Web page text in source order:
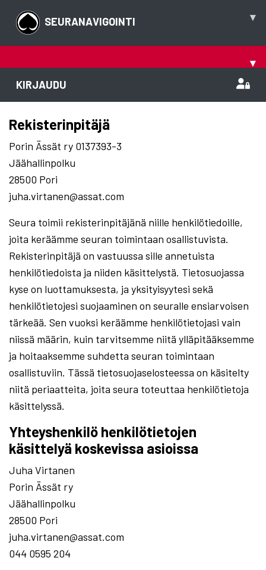
SEURANAVIGOINTI ▾
▾
KIRJAUDU
Rekisterinpitäjä
Porin Ässät ry 0137393-3
Jäähallinpolku
28500 Pori
juha.virtanen@assat.com
Seura toimii rekisterinpitäjänä niille henkilötiedoille,
joita keräämme seuran toimintaan osallistuvista.
Rekisterinpitäjä on vastuussa sille annetuista
henkilötiedoista ja niiden käsittelystä. Tietosuojassa
kyse on luottamuksesta, ja yksityisyytesi sekä
henkilötietojesi suojaaminen on seuralle ensiarvoisen
tärkeää. Sen vuoksi keräämme henkilötietojasi vain
niissä määrin, kuin tarvitsemme niitä ylläpitääksemme
ja hoitaaksemme suhdetta seuran toimintaan
osallistuviin. Tässä tietosuojaselosteessa on käsitelty
niitä periaatteita, joita seura toteuttaa henkilötietoja
käsittelyssä.
Yhteyshenkilö henkilötietojen
käsittelyä koskevissa asioissa
Juha Virtanen
Porin Ässät ry
Jäähallinpolku
28500 Pori
juha.virtanen@assat.com
044 0595 204